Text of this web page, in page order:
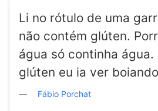
Li no rótulo de uma
não contém glúten.
água só continha água.
glúten eu ia ver
Fábio Porchat